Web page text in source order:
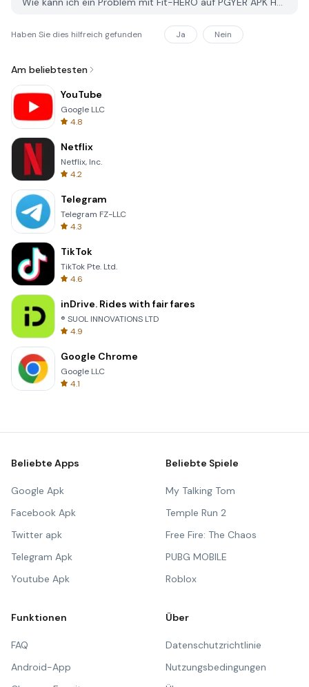
Haben Sie dies hilfreich gefunden Ja Nein
Am beliebtesten
YouTube
Google LLC
4.8
Netflix
Netflix, Inc.
4.2
Telegram
Telegram FZ-LLC
4.3
TikTok
TikTok Pte. Ltd.
4.6
inDrive. Rides with fair fares
® SUOL INNOVATIONS LTD
4.9
Google Chrome
Google LLC
4.1
Beliebte Apps
Google Apk
Facebook Apk
Twitter apk
Telegram Apk
Youtube Apk
Beliebte Spiele
My Talking Tom
Temple Run 2
Free Fire: The Chaos
PUBG MOBILE
Roblox
Funktionen
FAQ
Android-App
Über
Datenschutzrichtlinie
Nutzungsbedingungen